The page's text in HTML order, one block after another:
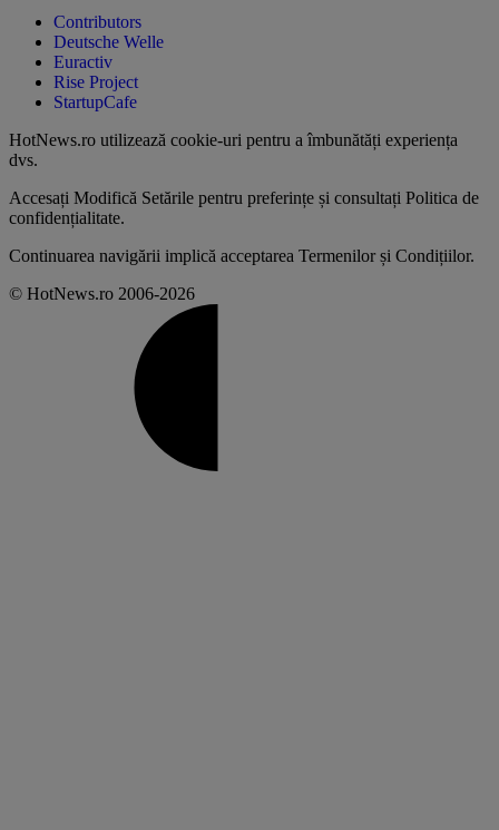
Contributors
Deutsche Welle
Euractiv
Rise Project
StartupCafe
HotNews.ro utilizează cookie-uri pentru a îmbunătăți experiența
dvs.
Accesați Modifică Setările pentru preferințe și consultați Politica de
confidențialitate.
Continuarea navigării implică acceptarea Termenilor și Condițiilor.
© HotNews.ro 2006-2026